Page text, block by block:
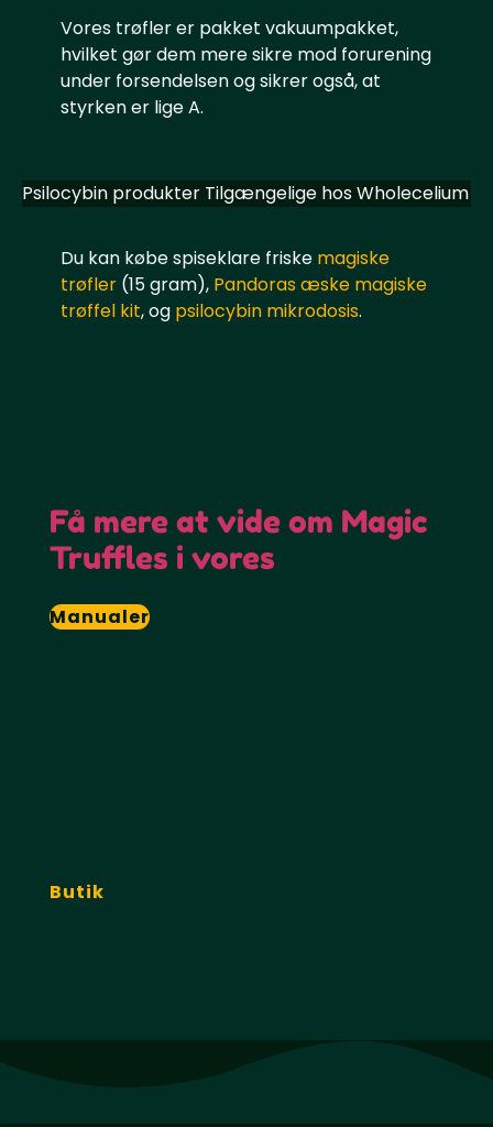
Vores trøfler er pakket vakuumpakket,
hvilket gør dem mere sikre mod forurening
under forsendelsen og sikrer også, at
styrken er lige A.
Psilocybin produkter Tilgængelige hos Wholecelium
Du kan købe spiseklare friske magiske
trøfler (15 gram), Pandoras æske magiske
trøffel kit, og psilocybin mikrodosis.
Få mere at vide om Magic
Truffles i vores
Manualer
Butik